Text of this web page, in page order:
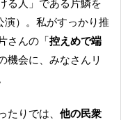
る人」である片鱗を
演）。私がすっかり推
さんの「控えめで端
機会に、みなさんリ
たりでは、他の民衆